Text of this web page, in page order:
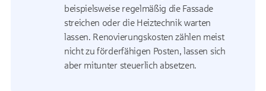
beispielsweise regelmäßig die Fassade
streichen oder die Heiztechnik warten
lassen. Renovierungskosten zählen meist
nicht zu förderfähigen Posten, lassen sich
aber mitunter steuerlich absetzen.